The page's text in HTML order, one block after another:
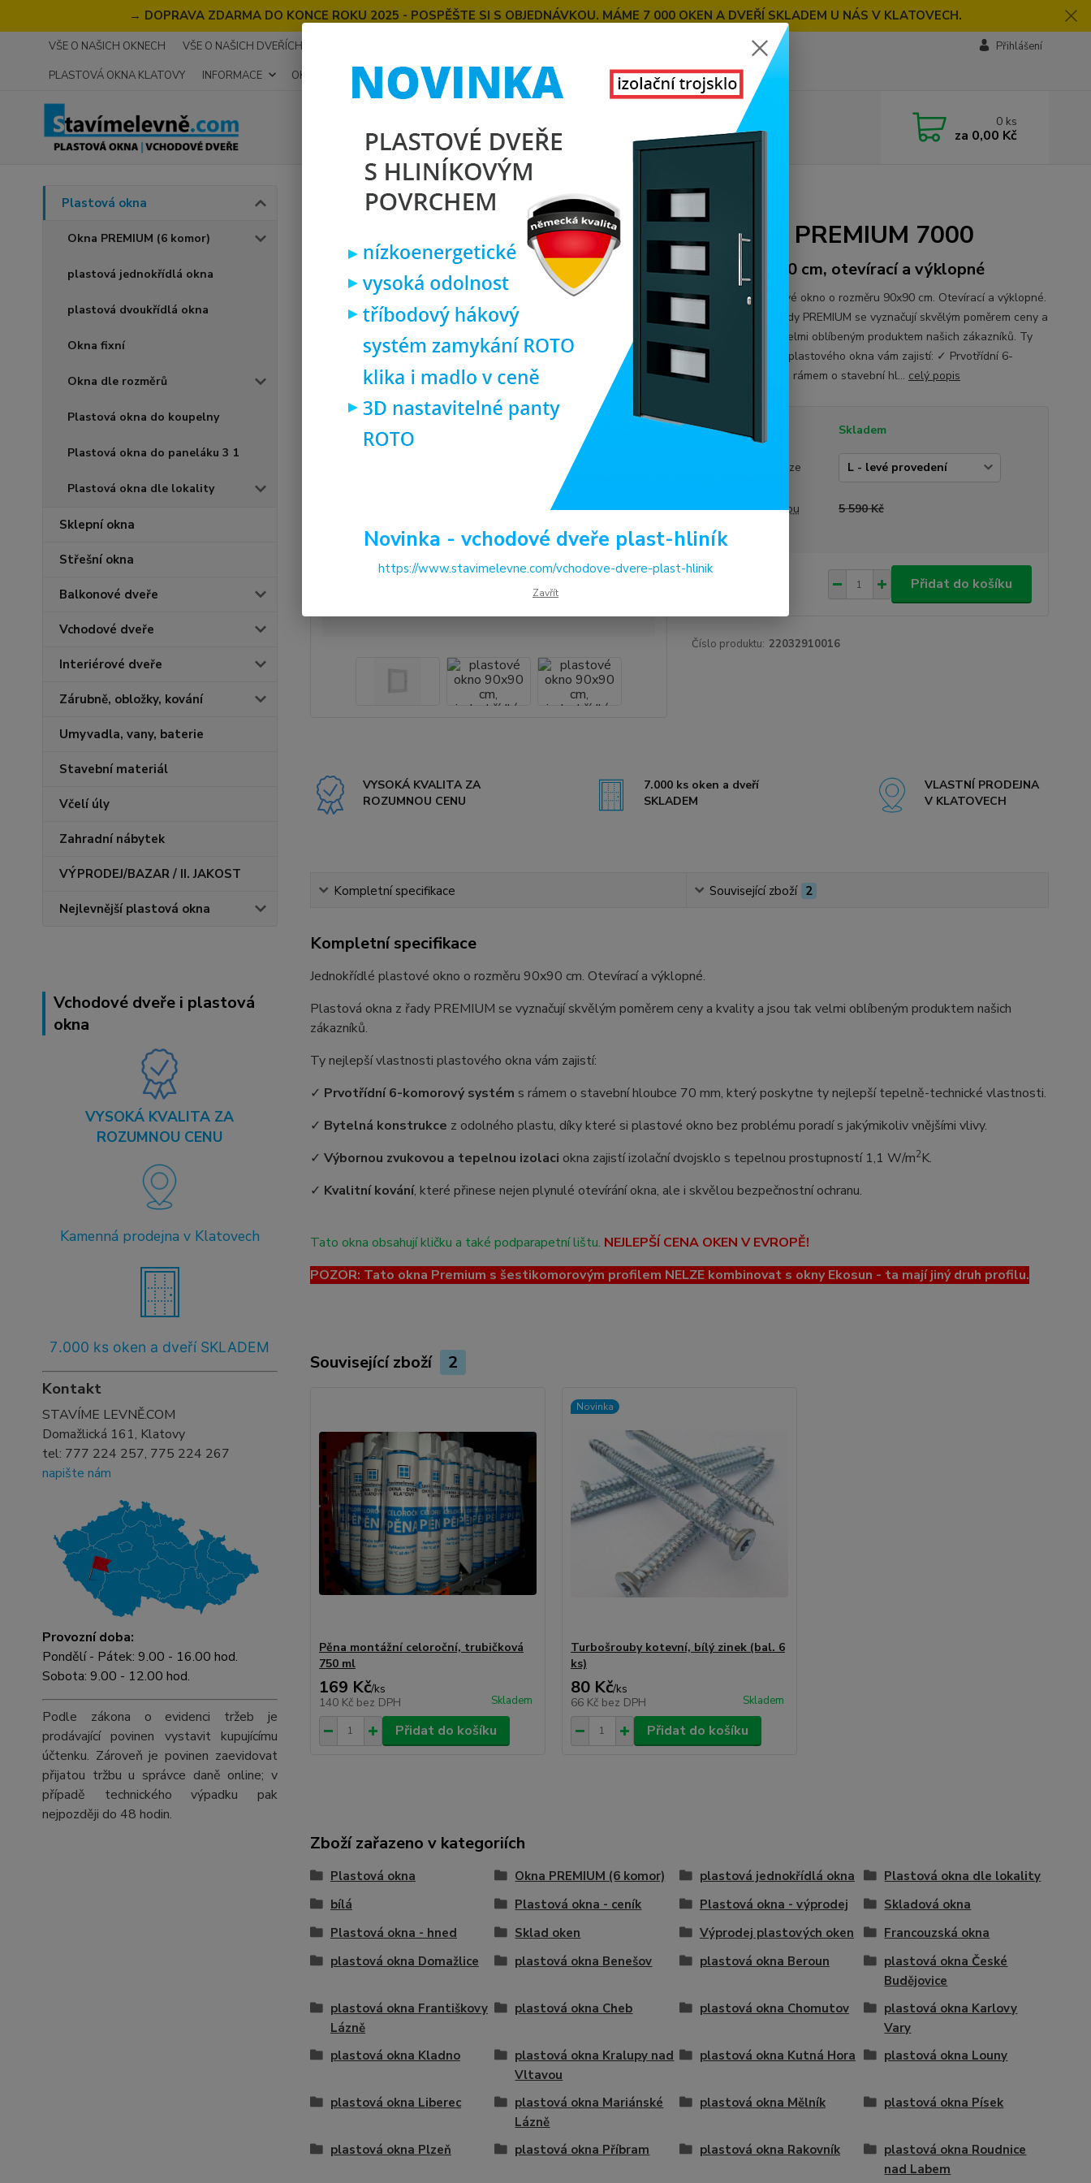
→ DOPRAVA ZDARMA DO KONCE ROKU 2025 - POSPĚŠTE SI S OBJEDNÁVKOU. MÁME 7 000 OKEN A DVEŘÍ SKLADEM U NÁS V KLATOVECH.
VŠE O NAŠICH OKNECH VŠE O NAŠICH DVEŘÍCH
PLASTOVÁ OKNA KLATOVY
INFORMACE OKNA NA MÍRU KONTAKT O NÁS
Přihlášení
0 ks
za 0,00 Kč
Plastová okna
Okna PREMIUM (6 komor)
plastová jednokřídlá okna
plastová dvoukřídlá okna
Okna fixní
Okna dle rozměrů
Plastová okna do koupelny
Plastová okna do paneláku 3 1
Plastová okna dle lokality
Sklepní okna
Střešní okna
Balkonové dveře
Vchodové dveře
Interiérové dveře
Zárubně, obložky, kování
Umyvadla, vany, baterie
Stavební materiál
Včelí úly
Zahradní nábytek
VÝPRODEJ/BAZAR / II. JAKOST
Nejlevnější plastová okna
Vchodové dveře i plastová
okna
VYSOKÁ KVALITA ZA
ROZUMNOU CENU
Kamenná prodejna v Klatovech
7.000 ks oken a dveří SKLADEM
Kontakt
STAVÍME LEVNĚ.COM
Domažlická 161, Klatovy
tel: 777 224 257, 775 224 267
napište nám
Provozní doba:
Pondělí - Pátek: 9.00 - 16.00 hod.
Sobota: 9.00 - 12.00 hod.
Podle zákona o evidenci tržeb je
prodávající povinen vystavit kupujícímu
účtenku. Zároveň je povinen zaevidovat
přijatou tržbu u správce daně online; v
případě technického výpadku pak
nejpozději do 48 hodin.
Plastová okna plastové okno 90x90 cm, jednokřídlé, bílé, PREMIUM 7000
plastové okno 90x90 cm, jednokřídlé, bílé, PREMIUM 7000
TOP produkt Doprava ZDARMA rozměr 90x90 cm, otevírací a výklopné
Jednokřídlé plastové okno o rozměru 90x90 cm. Otevírací a výklopné.
Plastová okna z řady PREMIUM se vyznačují skvělým poměrem ceny a
kvality a jsou tak velmi oblíbeným produktem našich zákazníků. Ty
nejlepší vlastnosti plastového okna vám zajistí: ✓ Prvotřídní 6-
komorový systém s rámem o stavební hl... celý popis
Dostupnost
Skladem
(obrázek je pouze
Cena před slevou
5 590 Kč
3 590 Kč Přidat do košíku
Číslo produktu: 22032910016
VYSOKÁ KVALITA ZA
ROZUMNOU CENU
7.000 ks oken a dveří
SKLADEM
VLASTNÍ PRODEJNA
V KLATOVECH
Kompletní specifikace Související zboží 2
Kompletní specifikace
Jednokřídlé plastové okno o rozměru 90x90 cm. Otevírací a výklopné.
Plastová okna z řady PREMIUM se vyznačují skvělým poměrem ceny a kvality a jsou tak velmi oblíbeným produktem našich
zákazníků.
Ty nejlepší vlastnosti plastového okna vám zajistí:
✓ Prvotřídní 6-komorový systém s rámem o stavební hloubce 70 mm, který poskytne ty nejlepší tepelně-technické vlastnosti.
✓ Bytelná konstrukce z odolného plastu, díky které si plastové okno bez problému poradí s jakýmikoliv vnějšími vlivy.
✓ Výbornou zvukovou a tepelnou izolaci okna zajistí izolační dvojsklo s tepelnou prostupností 1,1 W/m2K.
✓ Kvalitní kování, které přinese nejen plynulé otevírání okna, ale i skvělou bezpečnostní ochranu.
Tato okna obsahují kličku a také podparapetní lištu. NEJLEPŠÍ CENA OKEN V EVROPĚ!
POZOR: Tato okna Premium s šestikomorovým profilem NELZE kombinovat s okny Ekosun - ta mají jiný druh profilu.
Související zboží 2
Pěna montážní celoroční, trubičková
750 ml
169 Kč/ks
140 Kč bez DPH Skladem
Přidat do košíku
Novinka
Turbošrouby kotevní, bílý zinek (bal. 6
ks)
80 Kč/ks
66 Kč bez DPH Skladem
Přidat do košíku
Zboží zařazeno v kategoriích
Plastová okna Okna PREMIUM (6 komor) plastová jednokřídlá okna
Plastová okna dle lokality
bílá
Plastová okna - ceník Plastová okna - výprodej
Skladová okna
Plastová okna - hned
Sklad oken Výprodej plastových oken
Francouzská okna
plastová okna Domažlice
plastová okna Benešov plastová okna Beroun
plastová okna České
Budějovice
plastová okna Františkovy
Lázně
plastová okna Cheb plastová okna Chomutov
plastová okna Karlovy
Vary
plastová okna Kladno
plastová okna Kralupy nad
Vltavou
plastová okna Kutná Hora plastová okna Louny
plastová okna Liberec
plastová okna Mariánské
Lázně
plastová okna Mělník plastová okna Písek
plastová okna Plzeň plastová okna Příbram plastová okna Rakovník
plastová okna Roudnice
nad Labem
Novinka - vchodové dveře plast-hliník
https://www.stavimelevne.com/vchodove-dvere-plast-hlinik
Zavřít